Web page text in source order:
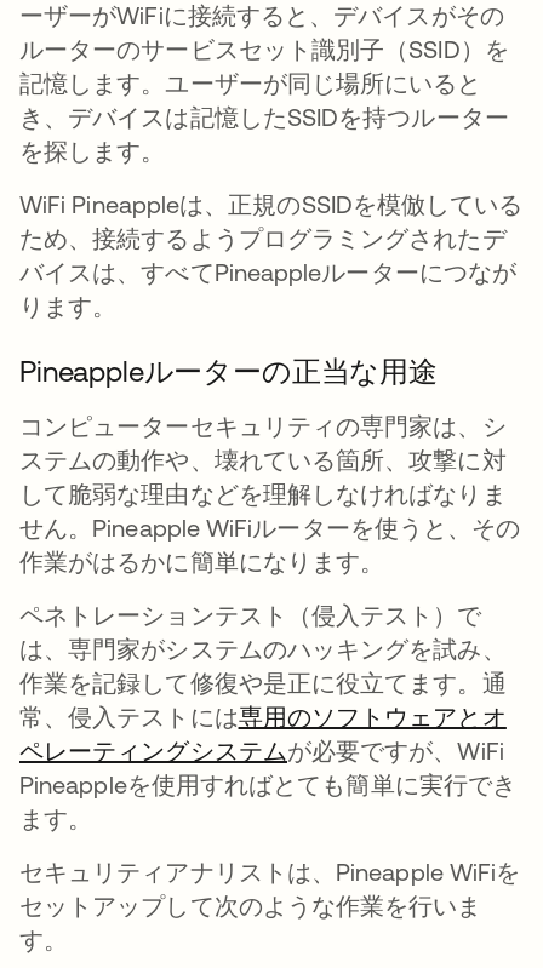
ーザーがWiFiに接続すると、デバイスがその
ルーターのサービスセット識別子（SSID）を
記憶します。ユーザーが同じ場所にいると
き、デバイスは記憶したSSIDを持つルーター
を探します。
WiFi Pineappleは、正規のSSIDを模倣している
ため、接続するようプログラミングされたデ
バイスは、すべてPineappleルーターにつなが
ります。
Pineappleルーターの正当な用途
コンピューターセキュリティの専門家は、シ
ステムの動作や、壊れている箇所、攻撃に対
して脆弱な理由などを理解しなければなりま
せん。Pineapple WiFiルーターを使うと、その
作業がはるかに簡単になります。
ペネトレーションテスト（侵入テスト）で
は、専門家がシステムのハッキングを試み、
作業を記録して修復や是正に役立てます。通
常、侵入テストには専用のソフトウェアとオ
ペレーティングシステム新しいタブで開く
が必要ですが、WiFi
Pineappleを使用すればとても簡単に実行でき
ます。
セキュリティアナリストは、Pineapple WiFiを
セットアップして次のような作業を行いま
す。